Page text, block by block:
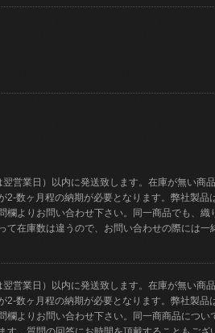
営業日）以内に発送致します。在庫が無い商
数ヶ月程の納期が必要となります。弊社製品
欄よりお問い合わせ下さい。同一商品でも、織
在庫数は違うので、お問い合わせの際には一
営業日）以内に発送致します。在庫が無い商
数ヶ月程の納期が必要となります。弊社製品
欄よりお問い合わせ下さい。同一商商品につい